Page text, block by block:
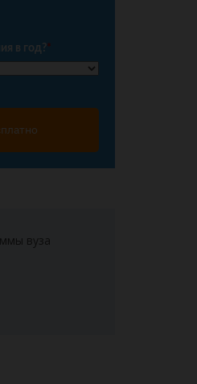
в год?*
вуза